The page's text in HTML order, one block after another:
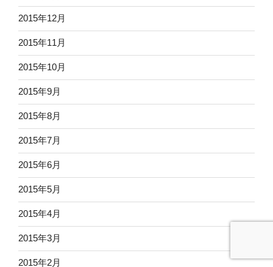
2015年12月
2015年11月
2015年10月
2015年9月
2015年8月
2015年7月
2015年6月
2015年5月
2015年4月
2015年3月
2015年2月